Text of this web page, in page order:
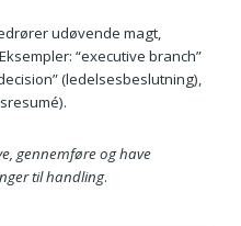
udøvende magt,
“executive branch”
(ledelsesbeslutning),
gennemføre og have
til handling.